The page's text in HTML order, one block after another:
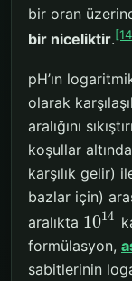
bir oran
bir niceliktir.
pH’ın
olarak
aralığını
koşullar
karşılık gelir)
bazlar için)
aralıkta 1014
formülasyon,
sabitlerinin